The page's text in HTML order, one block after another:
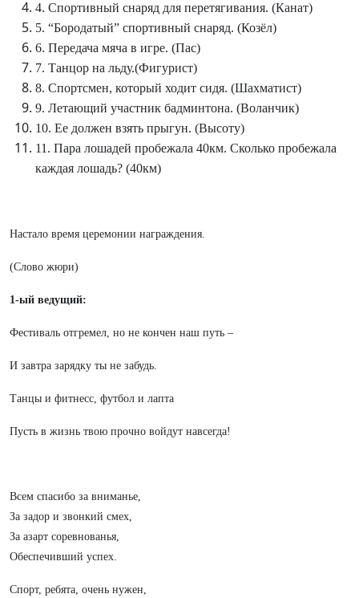
4. Спортивный снаряд для перетягивания. (Канат)
5. “Бородатый” спортивный снаряд. (Козёл)
6. Передача мяча в игре. (Пас)
7. Танцор на льду.(Фигурист)
8. Спортсмен, который ходит сидя. (Шахматист)
9. Летающий участник бадминтона. (Воланчик)
10. Ее должен взять прыгун. (Высоту)
11. Пара лошадей пробежала 40км. Сколько пробежала
каждая лошадь? (40км)
Настало время церемонии награждения.
(Слово жюри)
1-ый ведущий:
Фестиваль отгремел, но не кончен наш путь –
И завтра зарядку ты не забудь.
Танцы и фитнесс, футбол и лапта
Пусть в жизнь твою прочно войдут навсегда!
Всем спасибо за вниманье,
За задор и звонкий смех,
За азарт соревнованья,
Обеспечивший успех.
Спорт, ребята, очень нужен,